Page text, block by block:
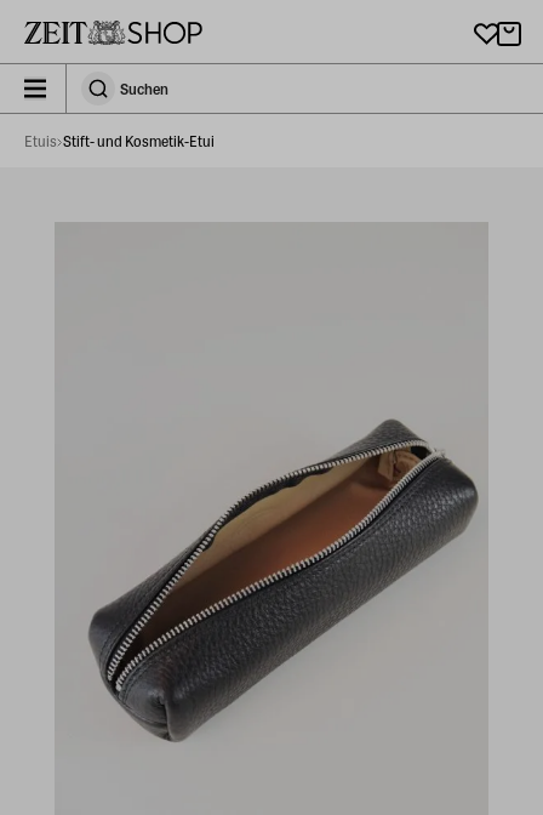
zeit_storefront.components.search.collapsed
SuchenSuchen
Etuis Stift- und Kosmetik-Etui